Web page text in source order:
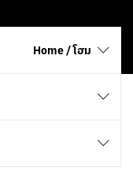
Home / โฮม